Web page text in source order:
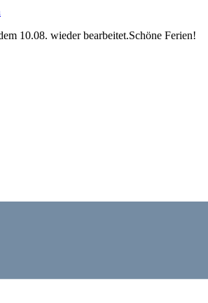
10.08. wieder bearbeitet.Schöne Ferien!